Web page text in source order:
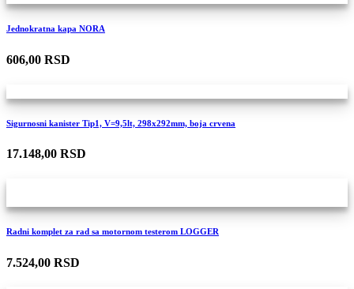
Jednokratna kapa NORA
606,00 RSD
Sigurnosni kanister Tip1, V=9,5lt, 298x292mm, boja crvena
17.148,00 RSD
Radni komplet za rad sa motornom testerom LOGGER
7.524,00 RSD